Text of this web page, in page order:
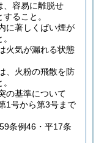
、容易に離脱せ
ること。
に著しくばい煙が
火気が漏れる状態
、火粉の飛散を防
の基準について
1号から第3号まで
条例46・平17条